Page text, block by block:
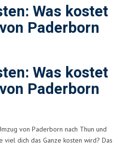
Was kostet
Paderborn
Was kostet
Paderborn
von Paderborn nach Thun und
viel dich das Ganze kosten wird? Das